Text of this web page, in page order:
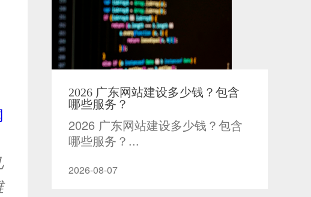
2026 广东网站建设多少钱？包含
哪些服务？
2026 广东网站建设多少钱？包含
哪些服务？...
2026-08-07